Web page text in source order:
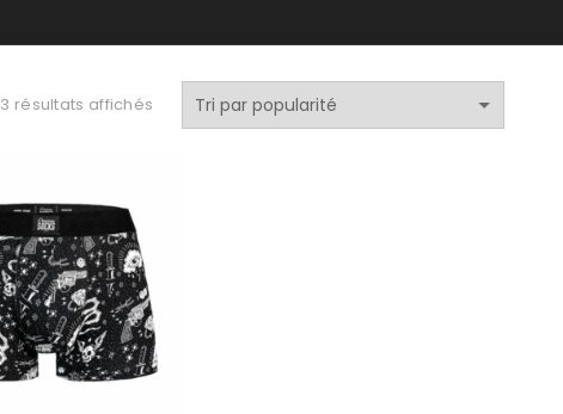
3 résultats affichés